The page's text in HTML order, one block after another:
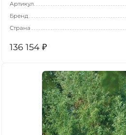
Артикул
Бренд
Страна
136 154 ₽